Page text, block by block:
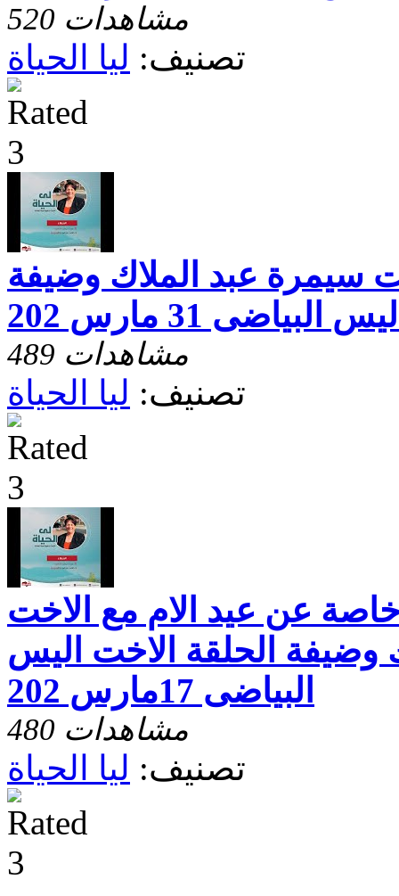
520 مشاهدات
تصنيف: ليا الحياة
سيمرة عبد الملاك وضيفة
31 مارس 202
489 مشاهدات
تصنيف: ليا الحياة
خاصة عن عيد الام مع الاخت
وضيفة الحلقة الاخت اليس
البياضى 17مارس 202
480 مشاهدات
تصنيف: ليا الحياة